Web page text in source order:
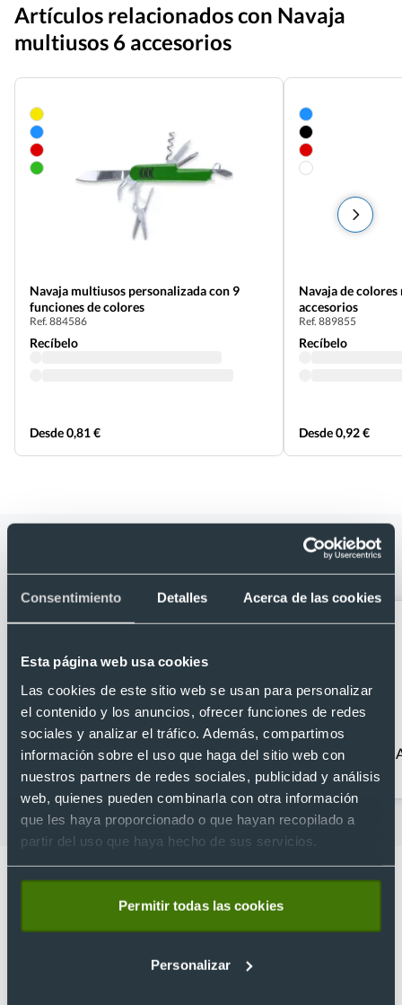
Consentimiento Detalles Acerca de las cookies
Esta página web usa cookies
Las cookies de este sitio web se usan para personalizar
el contenido y los anuncios, ofrecer funciones de redes
sociales y analizar el tráfico. Además, compartimos
información sobre el uso que haga del sitio web con
nuestros partners de redes sociales, publicidad y análisis
web, quienes pueden combinarla con otra información
que les haya proporcionado o que hayan recopilado a
partir del uso que haya hecho de sus servicios.
Permitir todas las cookies
Personalizar
Artículos relacionados con Navaja
multiusos 6 accesorios
Navaja multiusos personalizada con 9
funciones de colores
Ref. 884586
Recíbelo
Desde 0,81 €
Navaja de
accesorios
Ref. 889855
Recíbelo
Desde 0,92 €
Categorías relacionadas con Navaja
multiusos 6 accesorios
Senderismo
Accesorios para
bicicleta